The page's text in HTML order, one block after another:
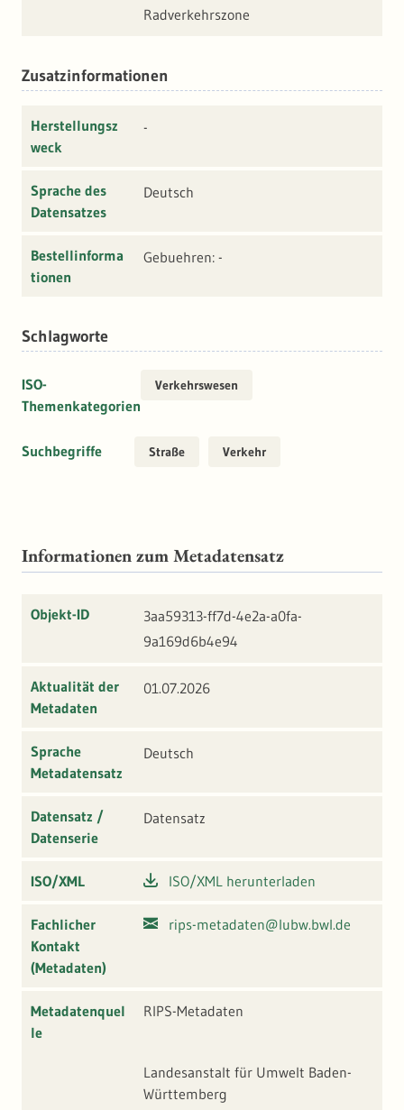
Radverkehrszone
Zusatzinformationen
Herstellungsz
weck
-
Sprache des
Datensatzes
Deutsch
Bestellinforma
tionen
Gebuehren: -
Schlagworte
ISO-
Themenkategorien
Verkehrswesen
Suchbegriffe Straße Verkehr
Informationen zum Metadatensatz
Objekt-ID
3aa59313-ff7d-4e2a-a0fa-
9a169d6b4e94
Aktualität der
Metadaten
01.07.2026
Sprache
Metadatensatz
Deutsch
Datensatz /
Datenserie
Datensatz
ISO/XML ISO/XML herunterladen
Fachlicher
Kontakt
(Metadaten)
rips-metadaten@lubw.bwl.de
Metadatenquel
le
RIPS-Metadaten
Landesanstalt für Umwelt Baden-
Württemberg